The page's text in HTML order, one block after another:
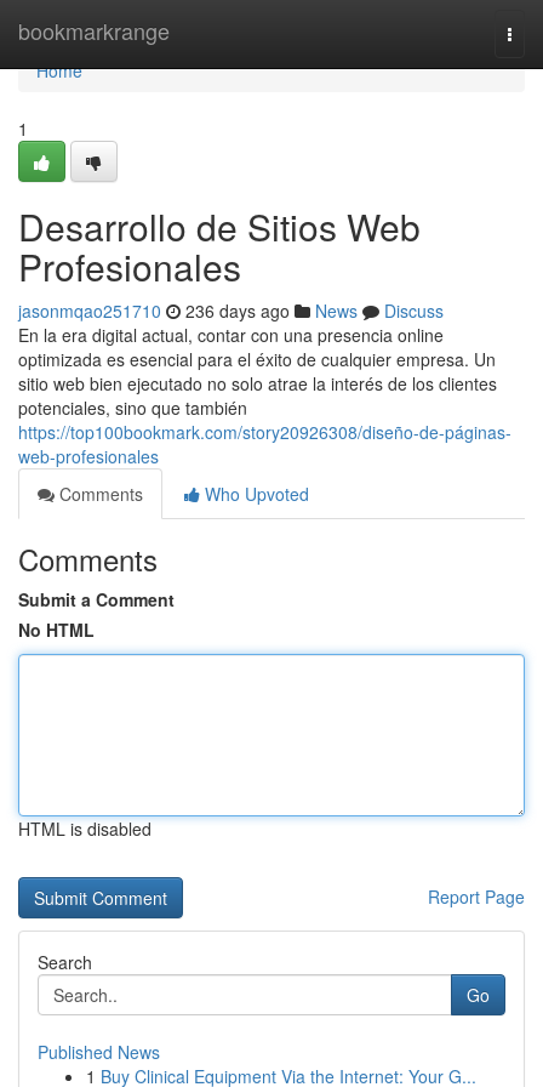
bookmarkrange
Home
Home
1
Desarrollo de Sitios Web
Profesionales
jasonmqao251710 236 days ago News
Discuss
En la era digital actual, contar con una presencia online
optimizada es esencial para el éxito de cualquier empresa. Un
sitio web bien ejecutado no solo atrae la interés de los clientes
potenciales, sino que también
https://top100bookmark.com/story20926308/diseño-de-páginas-
web-profesionales
Comments
Who Upvoted
Comments
Submit a Comment
No HTML
HTML is disabled
Report Page
Search
Go
Published News
1 Buy Clinical Equipment Via the Internet: Your G...